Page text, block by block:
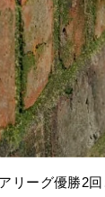
リーグ優勝2